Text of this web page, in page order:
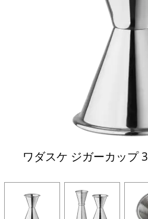
ワダスケ ジガーカップ